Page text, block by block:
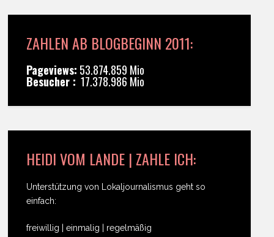
ZAHLEN AB BLOGBEGINN 2011:
Pageviews: 53.874.859 Mio
Besucher : 17.378.986 Mio
HEIDI VOM LANDE | ZAHLE ICH:
Unterstützung von Lokaljournalismus geht so
einfach:
freiwillig | einmalig | regelmäßig